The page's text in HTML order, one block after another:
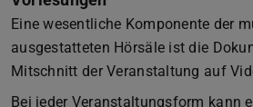
Eine wesentliche Komponente der
ausgestatteten Hörsäle ist die
Mitschnitt der Veranstaltung auf
Bei jeder Veranstaltungsform kann